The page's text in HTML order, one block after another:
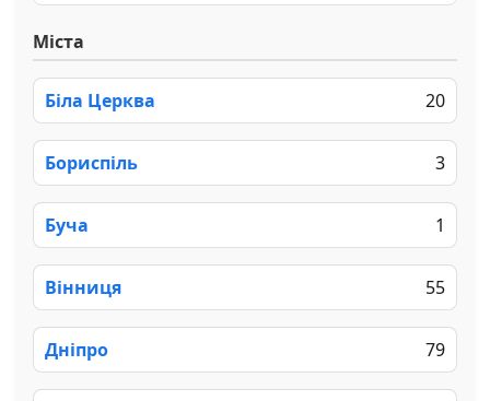
Міста
Біла Церква 20
Бориспіль 3
Буча 1
Вінниця 55
Дніпро 79